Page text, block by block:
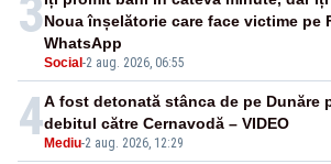
3
Social -2 aug. 2026, 06:55
Noua înșelătorie care face victime pe
WhatsApp
4 Mediu-2 aug. 2026, 12:29
A fost detonată stânca de pe Dunăre
debitul către Cernavodă – VIDEO